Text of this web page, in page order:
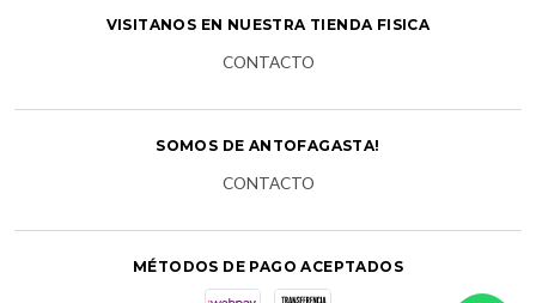
VISITANOS EN NUESTRA TIENDA FISICA
CONTACTO
SOMOS DE ANTOFAGASTA!
CONTACTO
MÉTODOS DE PAGO ACEPTADOS